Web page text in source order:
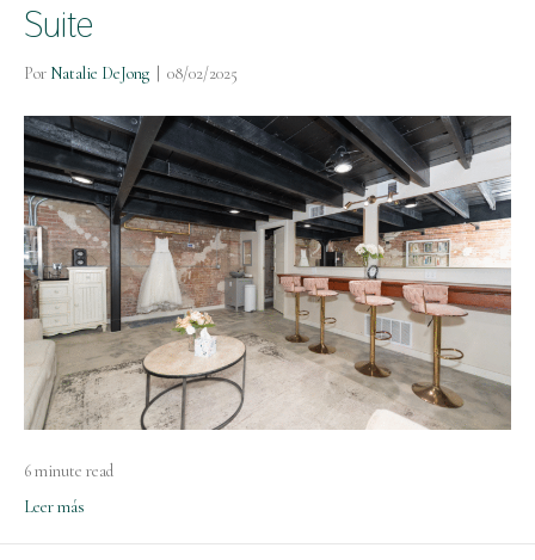
Suite
Por Natalie DeJong 08/02/2025
6 minute read
Leer más